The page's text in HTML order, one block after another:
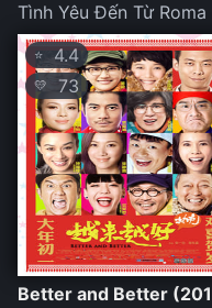
Tình Yêu Đến Từ Roma
⭐ 4.4
💛 73
Better and Better